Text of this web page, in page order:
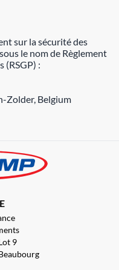
sur la sécurité des
le nom de Règlement
(RSGP) :
Zolder, Belgium
9